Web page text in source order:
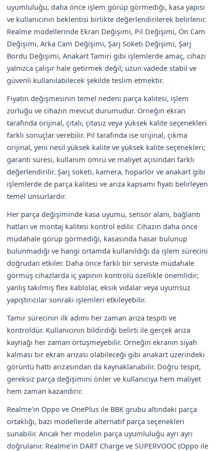
uyumluluğu, daha önce işlem görüp görmediği, kasa yapısı
ve kullanıcının beklentisi birlikte değerlendirilerek belirlenir.
Realme modellerinde Ekran Değişimi, Pil Değişimi, Ön Cam
Değişimi, Arka Cam Değişimi, Şarj Soketi Değişimi, Şarj
Bordu Değişimi, Anakart Tamiri gibi işlemlerde amaç, cihazı
yalnızca çalışır hale getirmek değil; uzun vadede stabil ve
güvenli kullanılabilecek şekilde teslim etmektir.
Fiyatın değişmesinin temel nedeni parça kalitesi, işlem
zorluğu ve cihazın mevcut durumudur. Örneğin ekran
tarafında orijinal, çıtalı, çıtasız veya yüksek kalite seçenekleri
farklı sonuçlar verebilir. Pil tarafında ise orijinal, çıkma
orijinal, yeni nesil yüksek kalite ve yüksek kalite seçenekleri;
garanti süresi, kullanım ömrü ve maliyet açısından farklı
değerlendirilir. Şarj soketi, kamera, hoparlör ve anakart gibi
işlemlerde de parça kalitesi ve arıza kapsamı fiyatı belirleyen
temel unsurlardır.
Her parça değişiminde kasa uyumu, sensör alanı, bağlantı
hatları ve montaj kalitesi kontrol edilir. Cihazın daha önce
müdahale görüp görmediği, kasasında hasar bulunup
bulunmadığı ve hangi ortamda kullanıldığı da işlem sürecini
doğrudan etkiler. Daha önce farklı bir serviste müdahale
görmüş cihazlarda iç yapının kontrolü özellikle önemlidir;
yanlış takılmış flex kablolar, eksik vidalar veya uyumsuz
yapıştırıcılar sonraki işlemleri etkileyebilir.
Tamir sürecinin ilk adımı her zaman arıza tespiti ve
kontroldür. Kullanıcının bildirdiği belirti ile gerçek arıza
kaynağı her zaman örtüşmeyebilir. Örneğin ekranın siyah
kalması bir ekran arızası olabileceği gibi anakart üzerindeki
görüntü hattı arızasından da kaynaklanabilir. Doğru tespit,
gereksiz parça değişimini önler ve kullanıcıya hem maliyet
hem zaman kazandırır.
Realme'in Oppo ve OnePlus ile BBK grubu altındaki parça
ortaklığı, bazı modellerde alternatif parça seçenekleri
sunabilir. Ancak her modelin parça uyumluluğu ayrı ayrı
doğrulanır. Realme'in DART Charge ve SUPERVOOC (Oppo ile